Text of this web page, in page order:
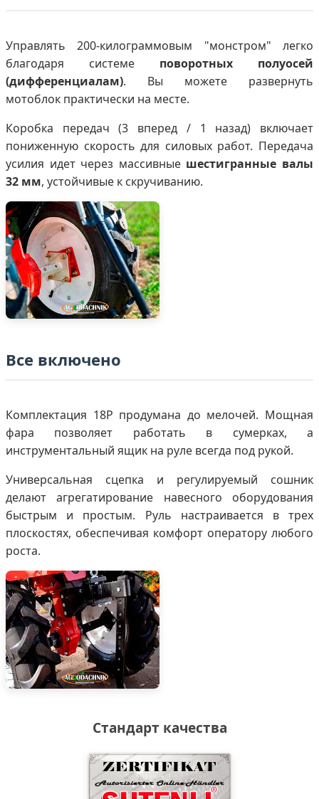
Управлять 200-килограммовым "монстром" легко
благодаря системе поворотных полуосей
(дифференциалам). Вы можете развернуть
мотоблок практически на месте.
Коробка передач (3 вперед / 1 назад) включает
пониженную скорость для силовых работ. Передача
усилия идет через массивные шестигранные валы
32 мм, устойчивые к скручиванию.
Все включено
Комплектация 18P продумана до мелочей. Мощная
фара позволяет работать в сумерках, а
инструментальный ящик на руле всегда под рукой.
Универсальная сцепка и регулируемый сошник
делают агрегатирование навесного оборудования
быстрым и простым. Руль настраивается в трех
плоскостях, обеспечивая комфорт оператору любого
роста.
Стандарт качества